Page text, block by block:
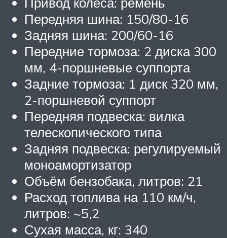
Передняя шина: 150/80-16
Задняя шина: 200/60-16
Передние тормоза: 2 диска 300
мм, 4-поршневые суппорта
Задние тормоза: 1 диск 320 мм,
2-поршневой суппорт
Передняя подвеска: вилка
телескопического типа
Задняя подвеска: регулируемый
моноамортизатор
Объём бензобака, литров: 21
Расход топлива на 110 км/ч,
литров: ~5,2
Сухая масса, кг: 340